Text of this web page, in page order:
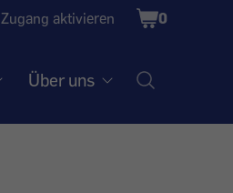
Zugang aktivieren
Shopping
Cart
0
Über uns